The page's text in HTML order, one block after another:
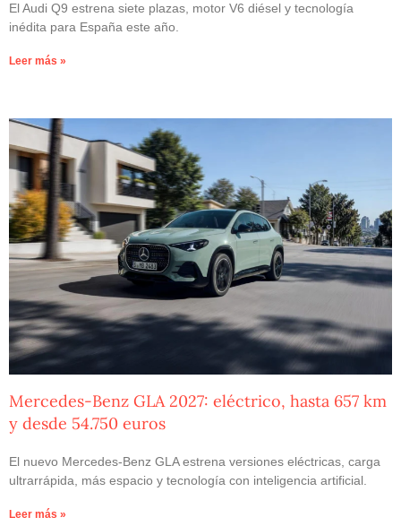
El Audi Q9 estrena siete plazas, motor V6 diésel y tecnología
inédita para España este año.
Leer más »
Mercedes-Benz GLA 2027: eléctrico, hasta 657 km
y desde 54.750 euros
El nuevo Mercedes-Benz GLA estrena versiones eléctricas, carga
ultrarrápida, más espacio y tecnología con inteligencia artificial.
Leer más »